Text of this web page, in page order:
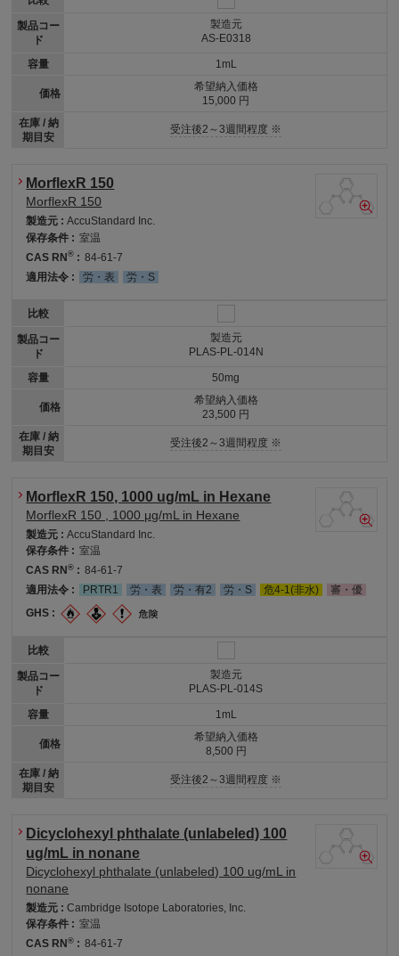
製品コー
ド
容量
価格
在庫 / 納
期目安
製造元
AS-E0318
1mL
希望納入価格
15,000 円
受注後2～3週間程度 ※
MorflexR 150
MorflexR 150
製造元 :AccuStandard Inc.
保存条件 : 室温
CAS RN® : 84-61-7
適用法令 :
労・表 労・S
比較
製品コー
ド
容量
価格
在庫 / 納
期目安
製造元
PLAS-PL-014N
50mg
希望納入価格
23,500 円
受注後2～3週間程度 ※
MorflexR 150, 1000 ug/mL in Hexane
MorflexR 150 , 1000 μg/mL in Hexane
製造元 :AccuStandard Inc.
保存条件 : 室温
CAS RN® : 84-61-7
適用法令 :
PRTR1 労・表 労・有2 労・S 危4-1(非水)
審・優
GHS :
比較
製品コー
ド
容量
価格
在庫 / 納
期目安
製造元
PLAS-PL-014S
1mL
希望納入価格
8,500 円
受注後2～3週間程度 ※
Dicyclohexyl phthalate (unlabeled) 100
ug/mL in nonane
Dicyclohexyl phthalate (unlabeled) 100 ug/mL in
nonane
製造元 :Cambridge Isotope Laboratories, Inc.
保存条件 : 室温
CAS RN® : 84-61-7